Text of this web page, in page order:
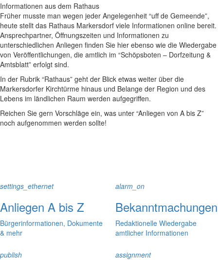
Informationen aus dem Rathaus
Früher musste man wegen jeder Angelegenheit “uff de Gemeende”,
heute stellt das Rathaus Markersdorf viele Informationen online bereit.
Ansprechpartner, Öffnungszeiten und Informationen zu
unterschiedlichen Anliegen finden Sie hier ebenso wie die Wiedergabe
von Veröffentlichungen, die amtlich im “Schöpsboten – Dorfzeitung &
Amtsblatt” erfolgt sind.
In der Rubrik “Rathaus” geht der Blick etwas weiter über die
Markersdorfer Kirchtürme hinaus und Belange der Region und des
Lebens im ländlichen Raum werden aufgegriffen.
Reichen Sie gern Vorschläge ein, was unter “Anliegen von A bis Z”
noch aufgenommen werden sollte!
settings_ethernet
Anliegen A bis Z
Bürgerinformationen, Dokumente
& mehr
alarm_on
Bekanntmachungen
Redaktionelle Wiedergabe
amtlicher Informationen
publish assignment